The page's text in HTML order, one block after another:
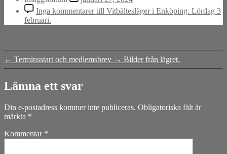
Inga kommentarertill Vitbältesläger i Enköping. Lördag 3
februari.
← Terminsstart och medlemsbrev → Bilder från lägret.
Lämna ett svar
Din e-postadress kommer inte publiceras. Obligatoriska fält är
märkta *
Kommentar *